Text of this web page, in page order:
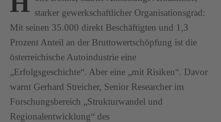
starker gewerkschaftlicher Organisationsgrad:
Mit seinen 35.000 direkt Beschäftigten und 1,3
Prozent Anteil an der Bruttowertschöpfung ist die
österreichische Autoindustrie eine
„Erfolgsgeschichte“. Aber eine „mit Risiken“. Davor
warnt Gerhard Streicher, Senior Researcher im
Forschungsbereich „Strukturwandel und
Regionalentwicklung“ des